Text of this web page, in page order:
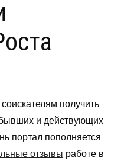
получить
и действующих
портал пополняется
отзывы работе в